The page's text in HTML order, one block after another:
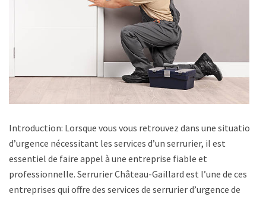
Introduction: Lorsque vous vous retrouvez dans une situation
d’urgence nécessitant les services d’un serrurier, il est
essentiel de faire appel à une entreprise fiable et
professionnelle. Serrurier Château-Gaillard est l’une de ces
entreprises qui offre des services de serrurier d’urgence de